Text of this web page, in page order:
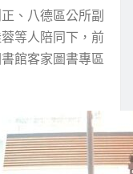
、八德區公所副
等人陪同下，前
館客家圖書專區